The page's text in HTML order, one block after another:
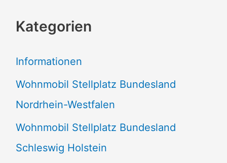
h
n
n
a
c
h
Kategorien
Informationen
Wohnmobil Stellplatz Bundesland
Nordrhein-Westfalen
Wohnmobil Stellplatz Bundesland
Schleswig Holstein